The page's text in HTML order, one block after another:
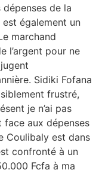
dépenses de la
également un
marchand
l’argent pour ne
Sidiki Fofana
frustré,
je n’ai pas
aux dépenses
Coulibaly est dans
confronté à un
Fcfa à ma